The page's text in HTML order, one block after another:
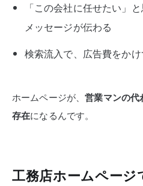
「この会社に任せたい」
メッセージが伝わる
検索流入で、広告費をか
ホームページが、営業マンの代
存在になるんです。
工務店ホームページ